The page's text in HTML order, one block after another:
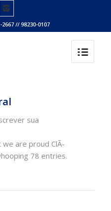
// 98230-0107
sua
we are proud ClÃ­
78 entries.